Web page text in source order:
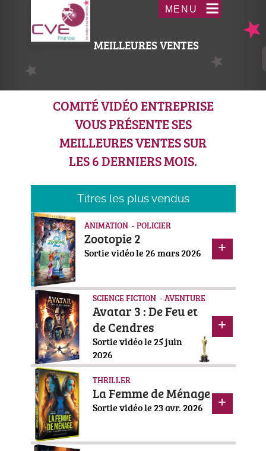
contenu
principal
MENU
MEILLEURES VENTES
COMITÉ VIDÉO ENTREPRISE
VOUS PRÉSENTE SES
MEILLEURES VENTES SUR
LES 6 DERNIERS MOIS.
Titres les plus vendus
ANIMATION - POLICIER
Zootopie 2
Sortie vidéo le 26 mars 2026
SCIENCE FICTION - AVENTURE
Avatar 3 : De Feu et
de Cendres
Sortie vidéo le 25 juin
2026
THRILLER
La Femme de Ménage
Sortie vidéo le 23 avr. 2026